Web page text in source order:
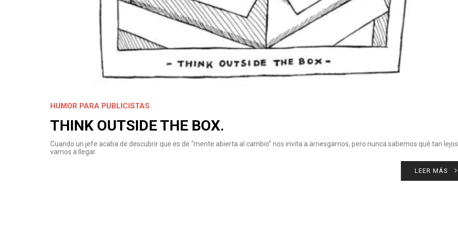
HUMOR PARA PUBLICISTAS
THINK OUTSIDE THE BOX.
Cuando un jefe acaba de descubrir que es de “mente abierta al cambio” nos invita a arriesgarnos, pero nunca sabemos qué tan lejos
vamos a llegar.
LEER MÁS